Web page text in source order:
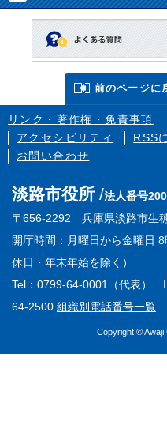
前のページに
リンク・著作権・免責事項
アクセシビリティ
RSS
お問い合わせ
淡路市役所
法人番号
〒656-2292 兵庫県淡路市生
開庁時間：月曜日から金曜日
休日・年末年始を除く）
Tel：0799-64-0001（代表）
64-2500 組織別電話番号一覧
Copyright © Awaji